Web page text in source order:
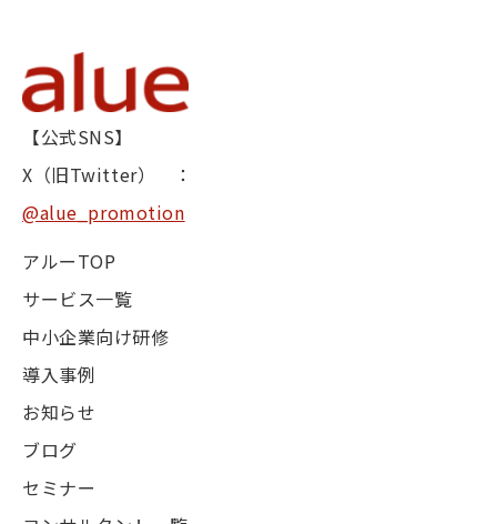
【公式SNS】
X（旧Twitter） ：
@alue_promotion
アルーTOP
サービス一覧
中小企業向け研修
導入事例
お知らせ
ブログ
セミナー